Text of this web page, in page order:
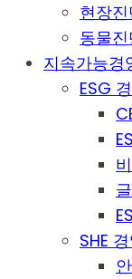
현장
동물
지속가능경
ESG
SHE